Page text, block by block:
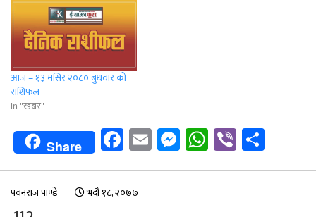
आज – १३ मंसिर २०८० बुधवार को
राशिफल
In "खबर"
Share Facebook
EmailMessenger
WhatsApp
Viber
पवनराज पाण्डे भदौ १८, २०७७